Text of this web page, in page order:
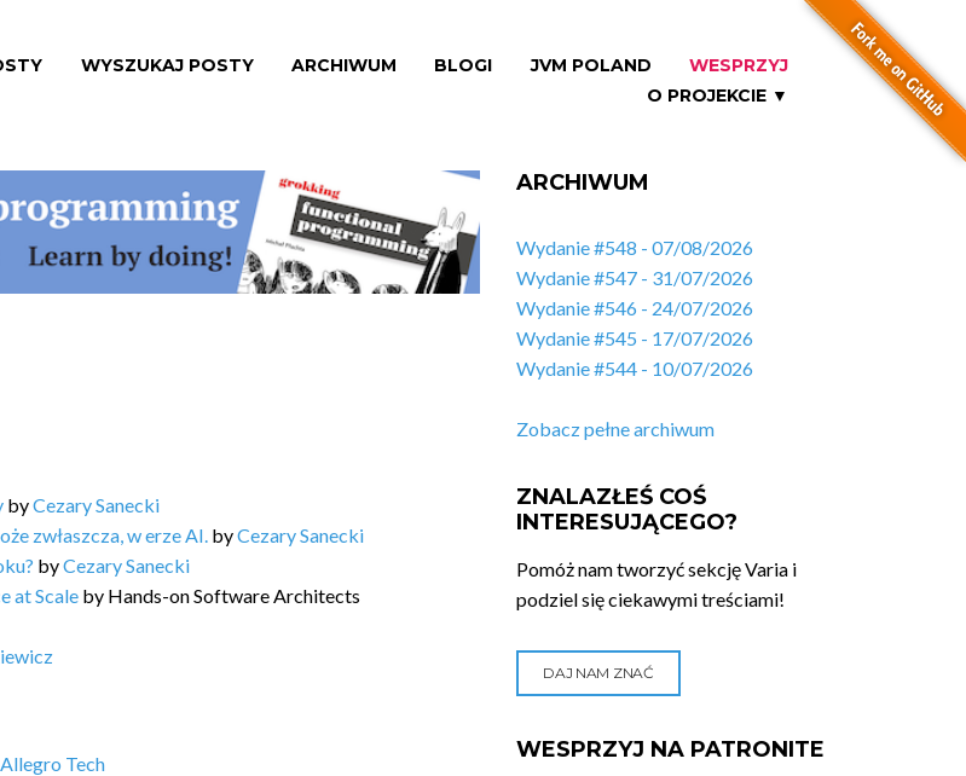
WYSZUKAJ POSTY ARCHIWUM BLOGI JVM POLAND
WESPRZYJ
O PROJEKCIE ▼
byCezary Sanecki
zwłaszcza, w erze AI. byCezary Sanecki
byCezary Sanecki
at Scale by Hands-on Software Architects
Allegro Tech
ARCHIWUM
Wydanie #548 - 07/08/2026
Wydanie #547 - 31/07/2026
Wydanie #546 - 24/07/2026
Wydanie #545 - 17/07/2026
Wydanie #544 - 10/07/2026
Zobacz pełne archiwum
ZNALAZŁEŚ COŚ
INTERESUJĄCEGO?
Pomóż nam tworzyć sekcję Varia i
podziel się ciekawymi treściami!
DAJ NAM ZNAĆ
WESPRZYJ NA PATRONITE